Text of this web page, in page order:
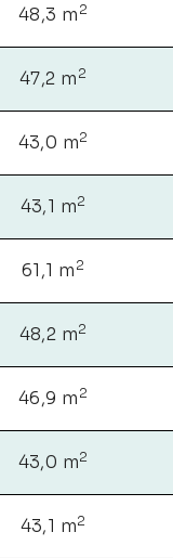
48,3 m 2
47,2 m 2
43,0 m2
43,1 m2
61,1 m 2
48,2 m2
46,9 m 2
43,0 m2
43,1 m2